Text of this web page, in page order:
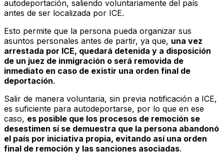
autodeportación, saliendo voluntariamente del país
antes de ser localizada por ICE.
Esto permite que la persona pueda organizar sus
asuntos personales antes de partir, ya que, una vez
arrestada por ICE, quedará detenida y a disposición
de un juez de inmigración o será removida de
inmediato en caso de existir una orden final de
deportación.
Salir de manera voluntaria, sin previa notificación a ICE,
es suficiente para autodeportarse, por lo que en ese
caso, es posible que los procesos de remoción se
desestimen si se demuestra que la persona abandonó
el país por iniciativa propia, evitando así una orden
final de remoción y las sanciones asociadas.